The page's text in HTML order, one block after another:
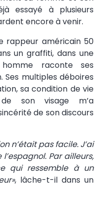
essayé à plusieurs
encore à venir.
rappeur américain 50
un graffiti, dans une
raconte ses
multiples déboires
sa condition de vie
son visage m’a
de son discours
n’était pas facile. J’ai
Par ailleurs,
qui ressemble à un
, lâche-t-il dans un